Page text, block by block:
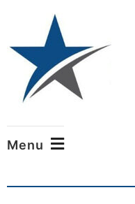
STARSAT
Menu